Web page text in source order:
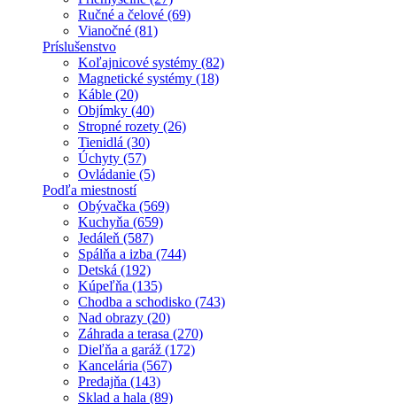
Ručné a čelové (69)
Vianočné (81)
Príslušenstvo
Koľajnicové systémy (82)
Magnetické systémy (18)
Káble (20)
Objímky (40)
Stropné rozety (26)
Tienidlá (30)
Úchyty (57)
Ovládanie (5)
Podľa miestností
Obývačka (569)
Kuchyňa (659)
Jedáleň (587)
Spálňa a izba (744)
Detská (192)
Kúpeľňa (135)
Chodba a schodisko (743)
Nad obrazy (20)
Záhrada a terasa (270)
Dieľňa a garáž (172)
Kancelária (567)
Predajňa (143)
Sklad a hala (89)